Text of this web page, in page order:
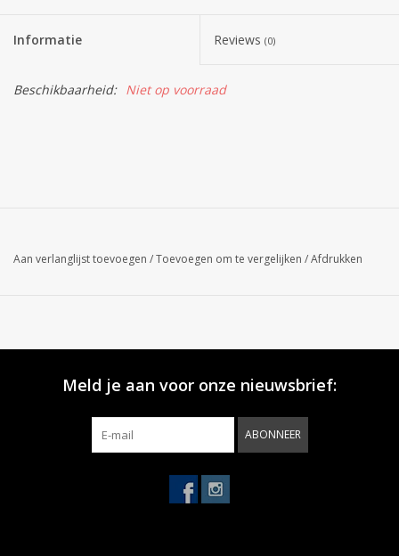
Informatie Reviews (0)
Beschikbaarheid: Niet op voorraad
Aan verlanglijst toevoegen /Toevoegen om te vergelijken /Afdrukken
Meld je aan voor onze nieuwsbrief:
ABONNEER